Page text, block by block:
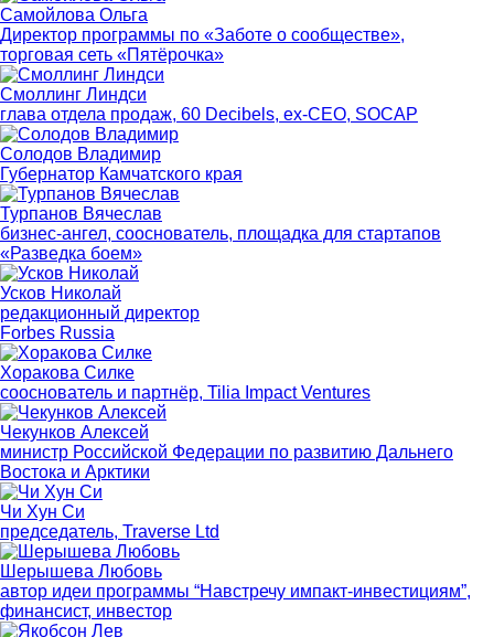
Самойлова Ольга
Директор программы по «Заботе о сообществе»,
торговая сеть «Пятёрочка»
Смоллинг Линдси
глава отдела продаж, 60 Decibels, ex-CEO, SOCAP
Солодов Владимир
Губернатор Камчатского края
Турпанов Вячеслав
бизнес-ангел, сооснователь, площадка для стартапов
«Разведка боем»
Усков Николай
редакционный директор
Forbes Russia
Хоракова Силке
сооснователь и партнёр, Tilia Impact Ventures
Чекунков Алексей
министр Российской Федерации по развитию Дальнего
Востока и Арктики
Чи Хун Си
председатель, Traverse Ltd
Шерышева Любовь
автор идеи программы “Навстречу импакт-инвестициям”,
финансист, инвестор